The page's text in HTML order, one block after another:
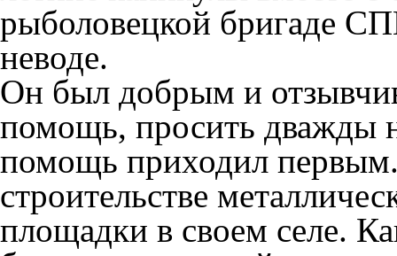
рыболовецкой бригаде
неводе.
Он был добрым и
помощь, просить дважды
помощь приходил
строительстве
площадки в своем селе.